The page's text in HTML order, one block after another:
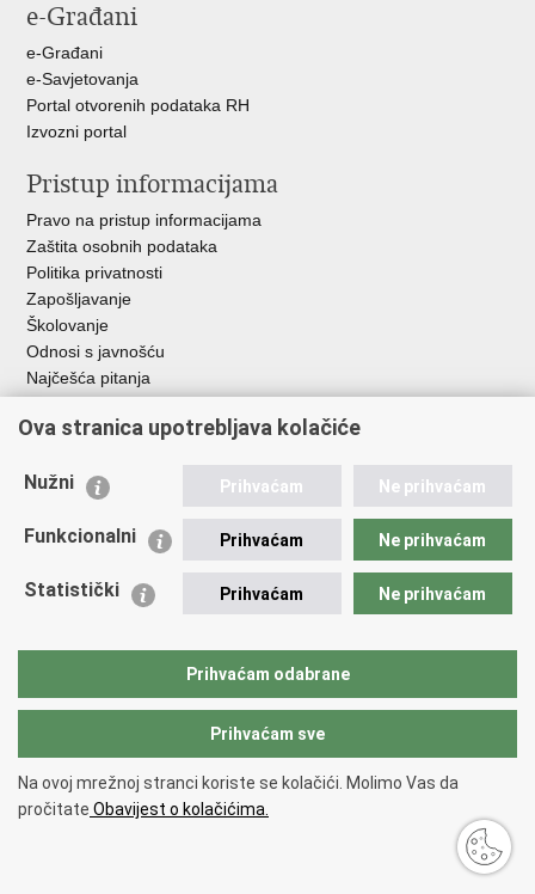
FacebookuTwitteru
e-Građani
e-Građani
e-Savjetovanja
Portal otvorenih podataka RH
Izvozni portal
Pristup informacijama
Pravo na pristup informacijama
Zaštita osobnih podataka
Politika privatnosti
Zapošljavanje
Školovanje
Odnosi s javnošću
Najčešća pitanja
Važne poveznice
EMN Nacionalna kontaktna točka za Republiku Hrvatsku
Policijska akademija
Zaklada policijske solidarnosti
Sindikati
Copyright © 2026 Ravnateljstvo policije.
pristupačnosti.
Ova stranica upotrebljava kolačiće
Nužni Prihvaćam Ne prihvaćam
Funkcionalni Prihvaćam Ne prihvaćam
Statistički Prihvaćam Ne prihvaćam
Prihvaćam odabrane
Prihvaćam sve
Na ovoj mrežnoj stranci koriste se kolačići. Molimo Vas da
pročitate Obavijest o kolačićima.